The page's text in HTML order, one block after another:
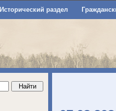
Исторический раздел